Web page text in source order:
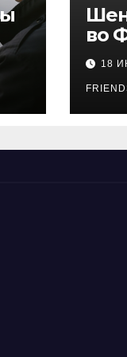
во
18